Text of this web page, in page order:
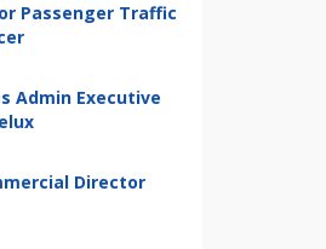
Passenger Traffic
Admin Executive
Director